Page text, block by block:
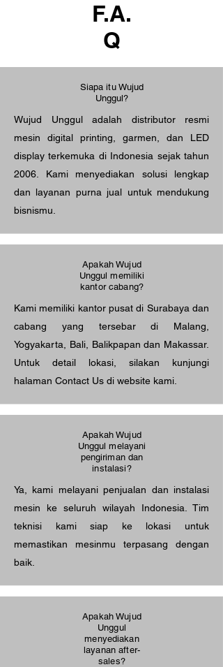
F.A.
Q
Siapa itu Wujud
Unggul?
Wujud Unggul adalah distributor resmi
mesin digital printing, garmen, dan LED
display terkemuka di Indonesia sejak tahun
2006. Kami menyediakan solusi lengkap
dan layanan purna jual untuk mendukung
bisnismu.
Apakah Wujud
Unggul memiliki
kantor cabang?
Kami memiliki kantor pusat di Surabaya dan
cabang yang tersebar di Malang,
Yogyakarta, Bali, Balikpapan dan Makassar.
Untuk detail lokasi, silakan kunjungi
halaman Contact Us di website kami.
Apakah Wujud
Unggul melayani
pengiriman dan
instalasi?
Ya, kami melayani penjualan dan instalasi
mesin ke seluruh wilayah Indonesia. Tim
teknisi kami siap ke lokasi untuk
memastikan mesinmu terpasang dengan
baik.
Apakah Wujud
Unggul
menyediakan
layanan after-
sales?